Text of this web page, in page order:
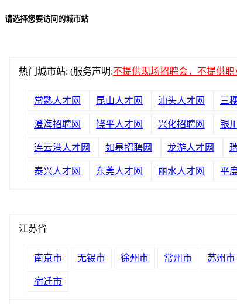
请选择您要访问的城市站
热门城市站: (服务声明:不提供现场招聘会，不提供职
常熟人才网 昆山人才网 汕头人才网 三
澄海招聘网 饶平人才网 兴化招聘网 银
连云港人才网 如皋招聘网 龙游人才网
泰兴人才网 东莞人才网 丽水人才网 平
江苏省
南京市 无锡市 徐州市 常州市 苏州市
宿迁市